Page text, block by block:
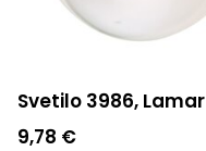
Svetilo 3986, Lamar
9,78 €